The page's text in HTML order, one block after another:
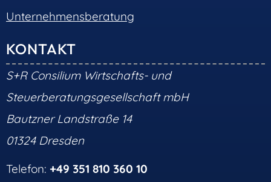
Unternehmensberatung
KONTAKT
S+R Consilium Wirtschafts- und
Steuerberatungsgesellschaft mbH
Bautzner Landstraße 14
01324 Dresden
Telefon: +49 351 810 360 10